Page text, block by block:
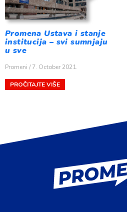
Promena Ustava i stanje
institucija – svi sumnjaju
u sve
Promeni 7. October 2021.
PROČITAJTE VIŠE